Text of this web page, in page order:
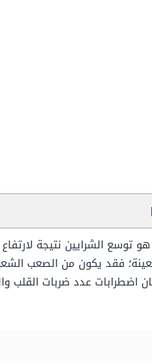
توسع الشرايين نتيجة
فقد يكون من الصعب
عدد ضربات القلب